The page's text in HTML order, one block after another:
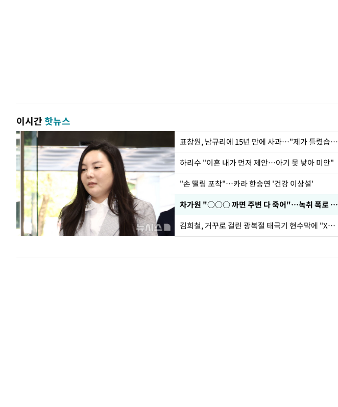
이시간핫뉴스
표창원, 남규리에 15년 만에 사과…"제가 틀렸습니다"
하리수 "이혼 내가 먼저 제안…아기 못 낳아 미안"
"손 떨림 포착"…카라 한승연 '건강 이상설'
차가원 "○○○ 까면 주변 다 죽어"…녹취 폭로 파장
김희철, 거꾸로 걸린 광복절 태극기 현수막에 "X돌았네"